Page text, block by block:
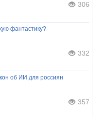
306
фантастику?
332
об ИИ для россиян
357